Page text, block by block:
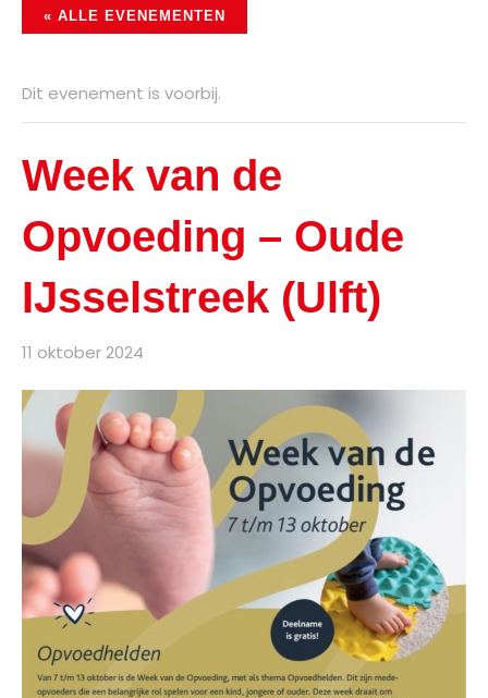
« ALLE EVENEMENTEN
Dit evenement is voorbij.
Week van de
Opvoeding – Oude
IJsselstreek (Ulft)
11 oktober 2024